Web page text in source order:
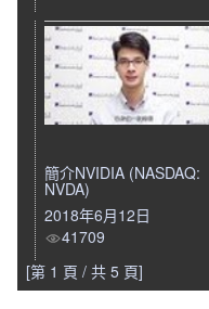
簡介NVIDIA (NASDAQ:
NVDA)
2018年6月12日
41709
[第 1 頁 / 共 5 頁]